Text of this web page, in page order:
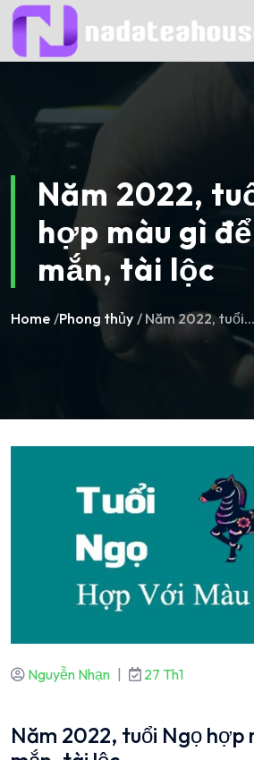
Skip
content
Năm 2022,
hợp màu gì
mắn, tài lộc
Home /Phong thủy / Năm 2022, tuổi...
Nguyễn Nhạn 27 Th1
Năm 2022, tuổi Ngọ hợp